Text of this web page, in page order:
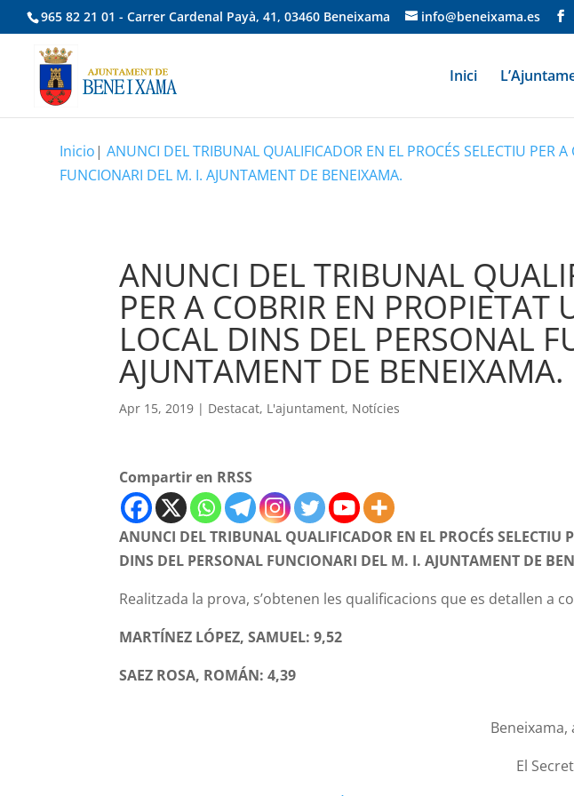
965 82 21 01 - Carrer Cardenal Payà, 41, 03460 Beneixama info@beneixama.es
Inici
Inicio|ANUNCI DEL TRIBUNAL QUALIFICADOR EN EL PROCÉS SELECTIU PER
FUNCIONARI DEL M. I. AJUNTAMENT DE BENEIXAMA.
ANUNCI DEL TRIBUNAL
PER A COBRIR EN PROPIETAT
LOCAL DINS DEL PERSONAL
AJUNTAMENT DE BENEIXAMA.
Apr 15, 2019 | Destacat, L'ajuntament, Notícies
Compartir en RRSS
ANUNCI DEL TRIBUNAL QUALIFICADOR EN EL PROCÉS SELECTIU
DINS DEL PERSONAL FUNCIONARI DEL M. I. AJUNTAMENT DE
Realitzada la prova, s’obtenen les qualificacions que es detallen a
MARTÍNEZ LÓPEZ, SAMUEL: 9,52
SAEZ ROSA, ROMÁN: 4,39
Beneixama,
El